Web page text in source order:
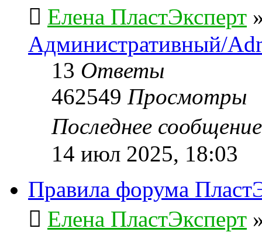
Елена ПластЭксперт
Административный/
13 Ответы
462549 Просмотры
Последнее
14 июл 2025, 18:03
Правила форума
Елена ПластЭксперт